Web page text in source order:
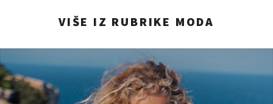
VIŠE IZ RUBRIKE MODA